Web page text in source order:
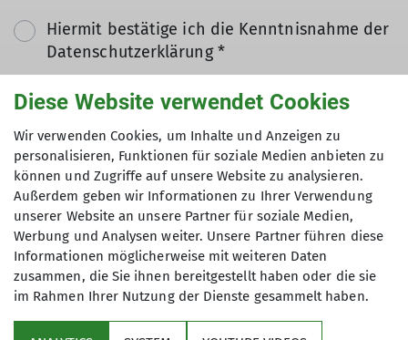
Hiermit bestätige ich die Kenntnisnahme der
Datenschutzerklärung *
Hiermit erkläre ich mich einverstanden, dass
meine in das Kontaktformular eingegebenen
Daten elektronisch gesichert und zum Zweck
der Kontaktaufnahme verarbeitet und
genutzt werden. Mir ist bekannt, dass ich
meine Einwilligung jederzeit wiederrufen
kann. *
Mit (*) markierte Felder
sind Pflichtfelder
Diese Website verwendet Cookies
Wir verwenden Cookies, um Inhalte und Anzeigen zu
personalisieren, Funktionen für soziale Medien anbieten zu
können und Zugriffe auf unsere Website zu analysieren.
Außerdem geben wir Informationen zu Ihrer Verwendung
unserer Website an unsere Partner für soziale Medien,
Werbung und Analysen weiter. Unsere Partner führen diese
Informationen möglicherweise mit weiteren Daten
zusammen, die Sie ihnen bereitgestellt haben oder die sie
im Rahmen Ihrer Nutzung der Dienste gesammelt haben.